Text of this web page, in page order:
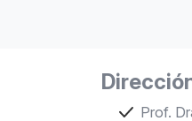
Prof.